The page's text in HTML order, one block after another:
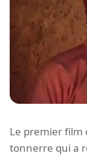
Le premier film
tonnerre qui a